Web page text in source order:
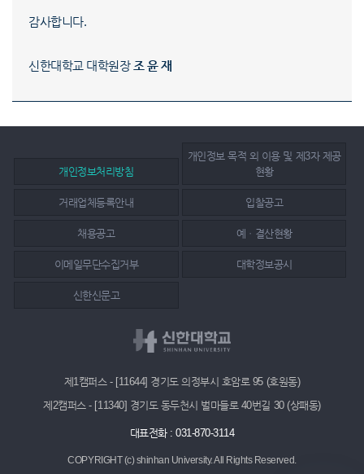
감사합니다.
신한대학교 대학원장 조 윤 재
개인정보처리방침
개인정보 목적 외 이용 및 제3자 제공
현황
거래업체등록안내 입찰공고
채용공고 예ㆍ결산현황
이메일무단수집거부 대학정보공시
신한신문고
제1캠퍼스 - [11644] 경기도 의정부시 호암로 95 (호원동)
제2캠퍼스 - [11340] 경기도 동두천시 벌마들로 40번길 30 (상패동)
대표전화 : 031-870-3114
COPYRIGHT (c) shinhan University.All Rights Reserved.